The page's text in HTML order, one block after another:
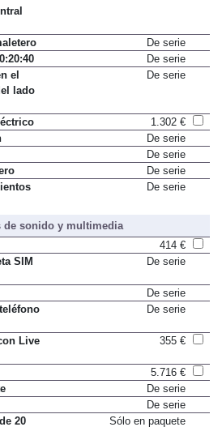
De serie
De serie
el
lado
1.302 €
De serie
De serie
De serie
de sonido y multimedia
414 €
SIM
De serie
Live
5.716 €
De serie
De serie